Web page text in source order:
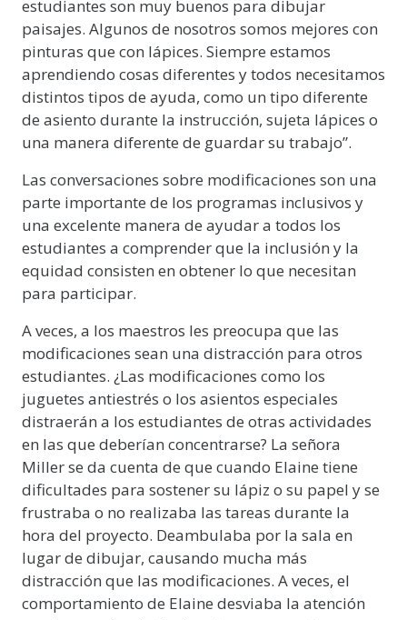
estudiantes son muy buenos para dibujar
paisajes. Algunos de nosotros somos mejores con
pinturas que con lápices. Siempre estamos
aprendiendo cosas diferentes y todos necesitamos
distintos tipos de ayuda, como un tipo diferente
de asiento durante la instrucción, sujeta lápices o
una manera diferente de guardar su trabajo”.
Las conversaciones sobre modificaciones son una
parte importante de los programas inclusivos y
una excelente manera de ayudar a todos los
estudiantes a comprender que la inclusión y la
equidad consisten en obtener lo que necesitan
para participar.
A veces, a los maestros les preocupa que las
modificaciones sean una distracción para otros
estudiantes. ¿Las modificaciones como los
juguetes antiestrés o los asientos especiales
distraerán a los estudiantes de otras actividades
en las que deberían concentrarse? La señora
Miller se da cuenta de que cuando Elaine tiene
dificultades para sostener su lápiz o su papel y se
frustraba o no realizaba las tareas durante la
hora del proyecto. Deambulaba por la sala en
lugar de dibujar, causando mucha más
distracción que las modificaciones. A veces, el
comportamiento de Elaine desviaba la atención